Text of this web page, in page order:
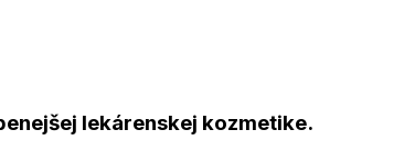
lekárenskej kozmetike.